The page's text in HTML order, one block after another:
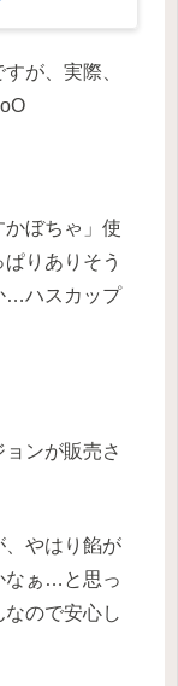
が、実際、
ぼちゃ」使
りありそう
…ハスカップ
ンが販売さ
、やはり餡が
なぁ…と思っ
ので安心し